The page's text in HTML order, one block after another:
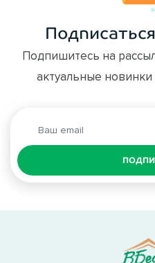
Подпишитесь на
актуальные